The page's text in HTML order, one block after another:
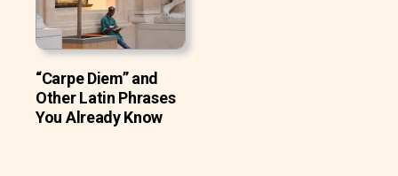
“Carpe Diem” and
Other Latin Phrases
You Already Know